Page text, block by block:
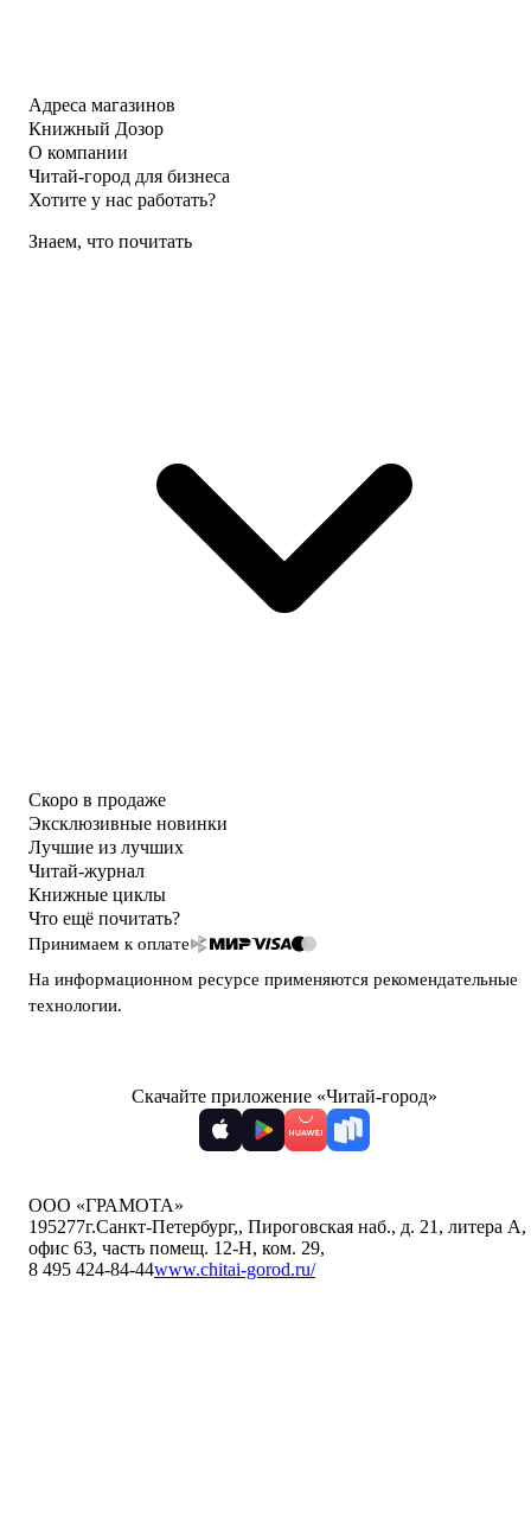
Адреса магазинов
Книжный Дозор
О компании
Читай-город для бизнеса
Хотите у нас работать?
Знаем, что почитать
Скоро в продаже
Эксклюзивные новинки
Лучшие из лучших
Читай-журнал
Книжные циклы
Что ещё почитать?
Принимаем к оплате
На информационном ресурсе применяются рекомендательные
технологии.
Скачайте приложение «Читай-город»
ООО «ГРАМОТА»
195277г.Санкт-Петербург,, Пироговская наб., д. 21, литера А,
офис 63, часть помещ. 12-Н, ком. 29,
8 495 424-84-44www.chitai-gorod.ru/